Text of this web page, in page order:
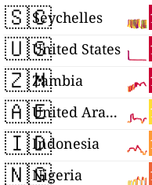
🇸🇨Seychelles
🇺🇸United States
🇿🇲Zambia
🇦🇪 United Arab Emirates
🇮🇩Indonesia
🇳🇬Nigeria